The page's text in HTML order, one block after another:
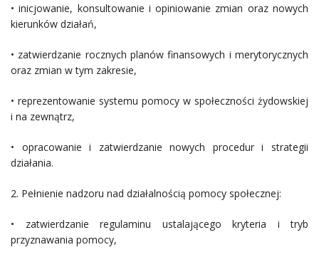
• inicjowanie, konsultowanie i opiniowanie zmian oraz nowych
kierunków działań,
• zatwierdzanie rocznych planów finansowych i merytorycznych
oraz zmian w tym zakresie,
• reprezentowanie systemu pomocy w społeczności żydowskiej
i na zewnątrz,
• opracowanie i zatwierdzanie nowych procedur i strategii
działania.
2. Pełnienie nadzoru nad działalnością pomocy społecznej:
• zatwierdzanie regulaminu ustalającego kryteria i tryb
przyznawania pomocy,